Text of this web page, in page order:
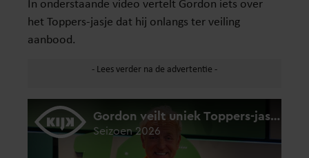
het Toppers-jasje dat hij onlangs ter veiling
aanbood.